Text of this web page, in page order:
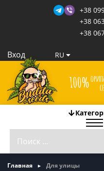
+38
+38
+38
Вход RU
100%
Главная Для улицы